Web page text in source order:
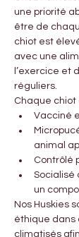
une priorité
être de
chiot est
avec une
l’exercice et
réguliers.
Chaque chiot
Vacciné
animal
Contrôlé
Socialisé
un
Nos Huskies
éthique dans
climatisés